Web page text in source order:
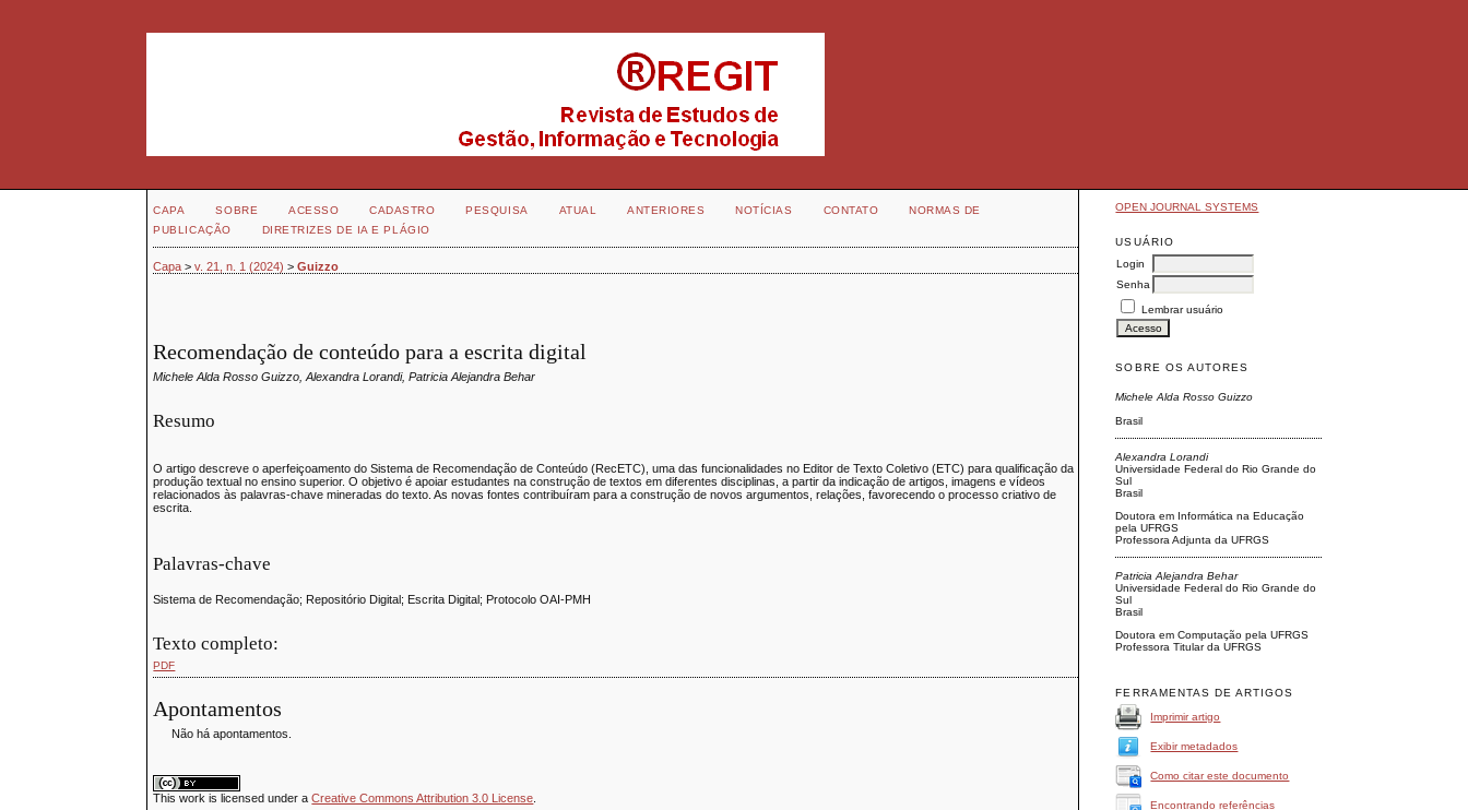
OPEN JOURNAL SYSTEMS
USUÁRIO
Login
Senha
Lembrar usuário
SOBRE OS AUTORES
Michele Alda Rosso Guizzo
Brasil
Alexandra Lorandi
Universidade Federal do Rio Grande do
Sul
Brasil
Doutora em Informática na Educação
pela UFRGS
Professora Adjunta da UFRGS
Patricia Alejandra Behar
Universidade Federal do Rio Grande do
Sul
Brasil
Doutora em Computação pela UFRGS
Professora Titular da UFRGS
FERRAMENTAS DE ARTIGOS
Imprimir artigo
Exibir metadados
Como citar este documento
Encontrando referências
CAPA SOBRE ACESSO CADASTRO PESQUISA ATUAL ANTERIORES NOTÍCIAS CONTATO
NORMAS DE
PUBLICAÇÃO
DIRETRIZES DE IA E PLÁGIO
Capa >v. 21, n. 1 (2024) >Guizzo
Recomendação de conteúdo para a escrita digital
Michele Alda Rosso Guizzo, Alexandra Lorandi, Patricia Alejandra Behar
Resumo
O artigo descreve o aperfeiçoamento do Sistema de Recomendação de Conteúdo (RecETC), uma das funcionalidades no Editor de Texto Coletivo (ETC) para qualificação da
produção textual no ensino superior. O objetivo é apoiar estudantes na construção de textos em diferentes disciplinas, a partir da indicação de artigos, imagens e vídeos
relacionados às palavras-chave mineradas do texto. As novas fontes contribuíram para a construção de novos argumentos, relações, favorecendo o processo criativo de
escrita.
Palavras-chave
Sistema de Recomendação; Repositório Digital; Escrita Digital; Protocolo OAI-PMH
Texto completo:
PDF
Apontamentos
Não há apontamentos.
Thiswork is licensed under aCreative Commons Attribution 3.0 License